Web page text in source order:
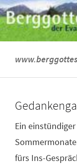
Ein
fürs Ins-